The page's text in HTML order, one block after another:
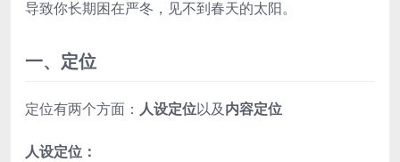
导致你长期困在严冬，见不到春天的太阳。
一、定位
定位有两个方面： 人设定位以及内容定位
人设定位：